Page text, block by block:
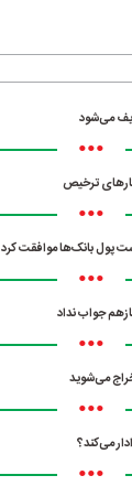
می‌شود
•••
ترخیص
•••
پول بانک‌ها موافقت کرد
•••
جواب نداد
•••
می‌شوید
•••
می‌کند؟
•••